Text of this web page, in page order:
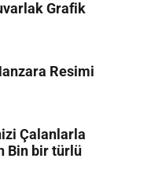
Grafik
Resimi
Çalanlarla
Bin bir türlü